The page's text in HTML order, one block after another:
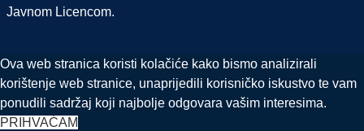
Javnom Licencom.
Ova web stranica koristi kolačiće kako bismo analizirali
korištenje web stranice, unaprijedili korisničko iskustvo te vam
ponudili sadržaj koji najbolje odgovara vašim interesima.
PRIHVAĆAM